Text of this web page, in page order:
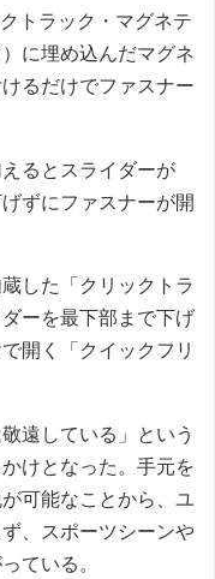
トラック・マグネテ
に埋め込んだマグネ
るだけでファスナー
るとスライダーが
ずにファスナーが開
した「クリックトラ
ーを最下部まで下げ
開く「クイックフリ
遠している」という
けとなった。手元を
可能なことから、ユ
、スポーツシーンや
ている。